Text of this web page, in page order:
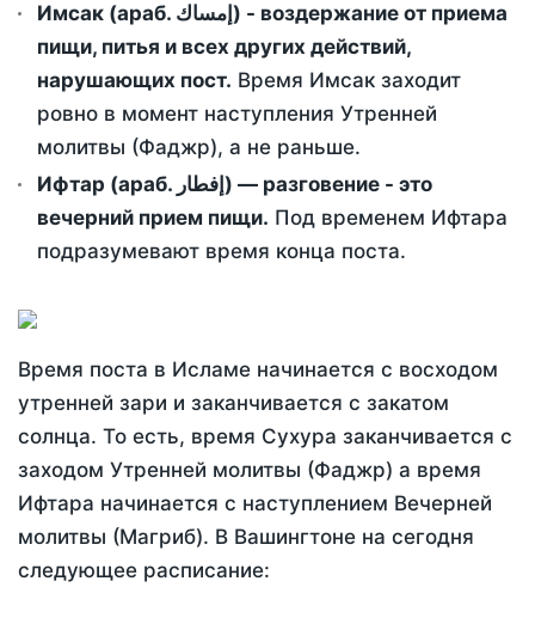
Имсак (араб. إمساك) - воздержание от приема
пищи, питья и всех других действий,
нарушающих пост. Время Имсак заходит
ровно в момент наступления Утренней
молитвы (Фаджр), а не раньше.
Ифтар (араб. إفطار) — разговение - это
вечерний прием пищи. Под временем Ифтара
подразумевают время конца поста.
Время поста в Исламе начинается с восходом
утренней зари и заканчивается с закатом
солнца. То есть, время Сухура заканчивается с
заходом Утренней молитвы (Фаджр) а время
Ифтара начинается с наступлением Вечерней
молитвы (Магриб). В Вашингтоне на сегодня
следующее расписание: